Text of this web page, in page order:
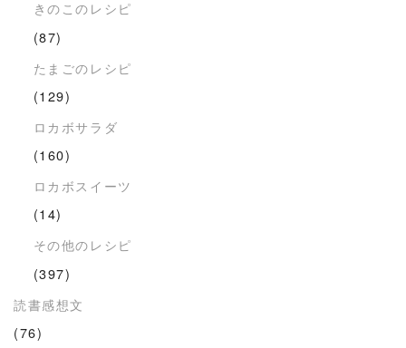
きのこのレシピ
(87)
たまごのレシピ
(129)
ロカボサラダ
(160)
ロカボスイーツ
(14)
その他のレシピ
(397)
読書感想文
(76)